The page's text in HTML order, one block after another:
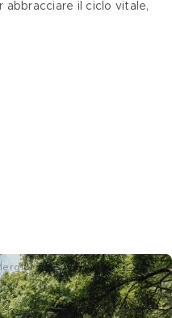
abbracciare il ciclo vitale,
Sorgetti)